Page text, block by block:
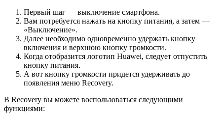
Первый шаг — выключение смартфона.
Вам потребуется нажать на кнопку питания, а затем —
«Выключение».
Далее необходимо одновременно удержать кнопку
включения и верхнюю кнопку громкости.
Когда отобразится логотип Huawei, следует отпустить
кнопку питания.
А вот кнопку громкости придется удерживать до
появления меню Recovery.
В Recovery вы можете воспользоваться следующими
функциями: